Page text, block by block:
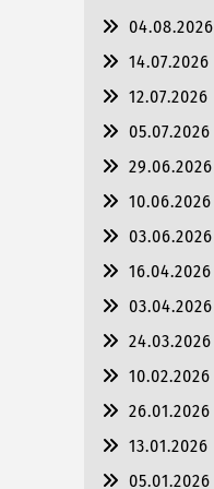
04.08.2026
14.07.2026
12.07.2026
05.07.2026
29.06.2026
10.06.2026
03.06.2026
16.04.2026
03.04.2026
24.03.2026
10.02.2026
26.01.2026
13.01.2026
05.01.2026